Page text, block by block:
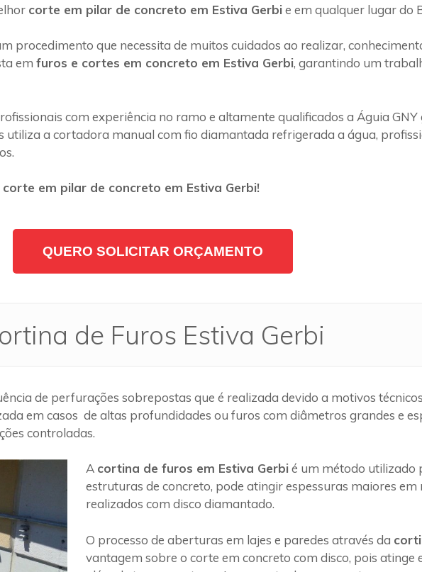
corte em pilar de concreto em Estiva Gerbi e em qualquer lugar do
procedimento que necessita de muitos cuidados ao realizar,
em furos e cortes em concreto em Estiva Gerbi, garantindo um
com experiência no ramo e altamente qualificados a Águia GNY
utiliza a cortadora manual com fio diamantada refrigerada a água,
em pilar de concreto em Estiva Gerbi!
QUERO SOLICITAR ORÇAMENTO
de Furos Estiva Gerbi
de perfurações sobrepostas que é realizada devido a motivos
em casos de altas profundidades ou furos com diâmetros grandes e
controladas.
A cortina de furos em Estiva Gerbi é um método utilizado
estruturas de concreto, pode atingir espessuras maiores em
realizados com disco diamantado.
O processo de aberturas em lajes e paredes através da
vantagem sobre o corte em concreto com disco, pois atinge